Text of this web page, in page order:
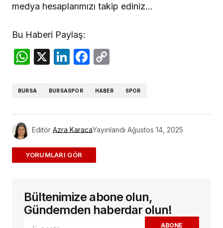
medya hesaplarımızı takip ediniz…
Bu Haberi Paylaş:
WhatsApp
X LinkedIn
Facebook
BURSA BURSASPOR HABER SPOR
Editör Azra KaracaYayınlandı Ağustos 14, 2025
ADD A COMMENT
E-posta adresiniz yayınlanmayacak.
alanlar*ile işaretlenmişlerdir
Bültenimize abone olun,
Gündemden haberdar olun!
ABONE